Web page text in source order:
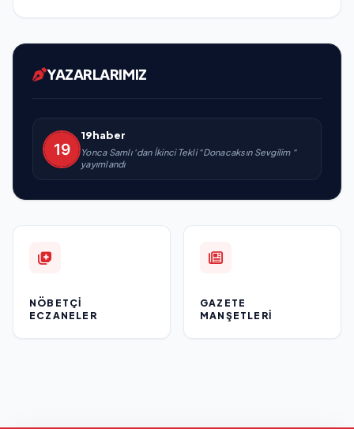
YAZARLARIMIZ
19haber
Yonca Samlı ‘dan İkinci Tekli “Donacaksın Sevgilim “
yayımlandı
NÖBETÇI
ECZANELER
GAZETE
MANŞETLERI